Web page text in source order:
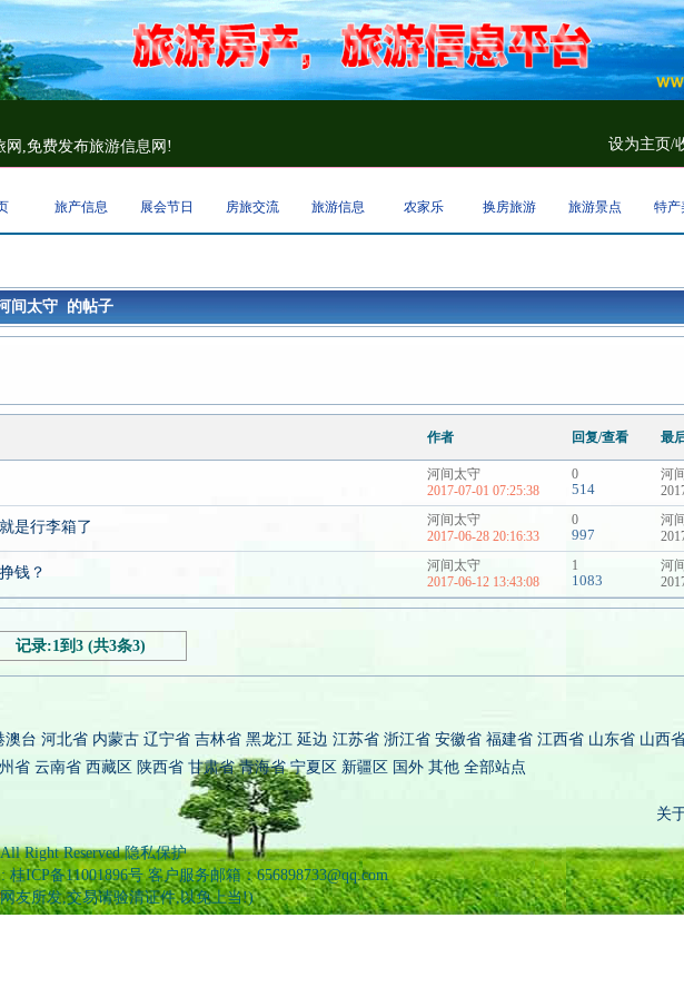
设为主页/
网,免费发布旅游信息网!
旅产信息 展会节日 房旅交流 旅游信息 农家乐 换房旅游 旅游景点 特产
间太守 的帖子
作者 回复/查看 最
河间太守
2017-07-01 07:25:38
0
514
河
是行李箱了
河间太守
2017-06-28 20:16:33
0
997
河
钱？
河间太守
2017-06-12 13:43:08
1
1083
河
记录:1到3 (共3条3)
澳台 河北省 内蒙古 辽宁省 吉林省 黑龙江 延边 江苏省 浙江省 安徽省 福建省 江西省 山东省 山西
省 云南省 西藏区 陕西省 甘肃省 青海省 宁夏区 新疆区 国外 其他 全部站点
关
Right Reserved 隐私保护
ICP备11001896号 客户服务邮箱：656898733@qq.com
友所发,交易请验清证件,以免上当!)